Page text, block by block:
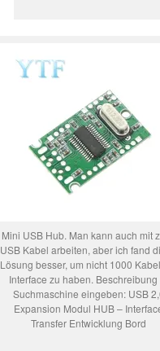
Mini USB Hub. Man kann auch mit
USB Kabel arbeiten, aber ich fand
Lösung besser, um nicht 1000
Interface zu haben. Beschreibung
Suchmaschine eingeben: USB
Expansion Modul HUB –
Transfer Entwicklung Bord